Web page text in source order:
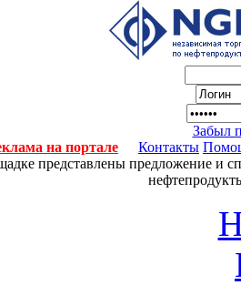
Забыл
на портале
Контакты
представлены предложение и